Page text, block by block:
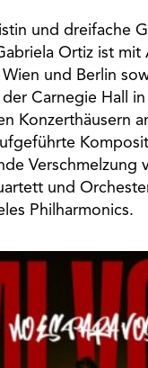
und dreifache
Ortiz ist mit
und Berlin
der Carnegie Hall
Konzerthäusern
Verschmelzung
und
Philharmonics.